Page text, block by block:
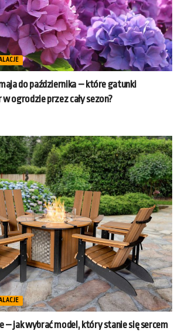
do października – które gatunki
ogrodzie przez cały sezon?
– jak wybrać model, który stanie się sercem